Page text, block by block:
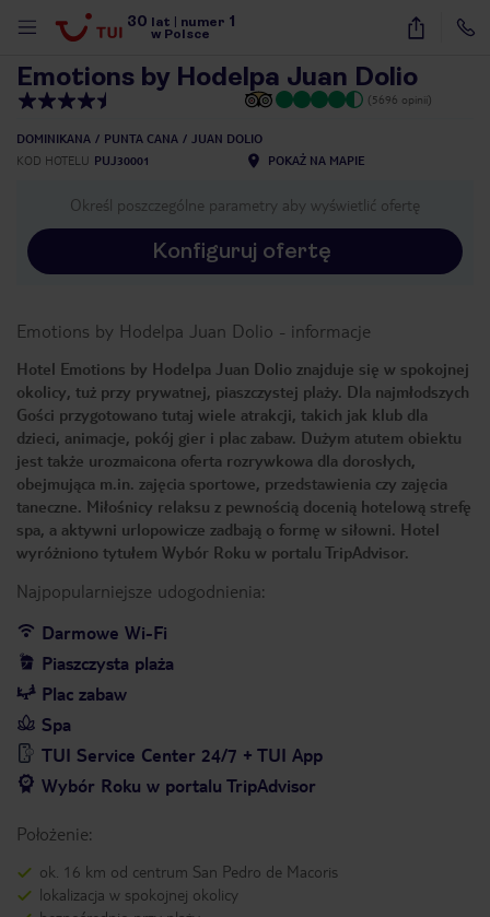
30 lat numer 1
w Polsce
20
Emotions by Hodelpa Juan Dolio
(5696 opinii)
DOMINIKANA PUNTA CANA
JUAN DOLIO
KOD HOTELU PUJ30001 POKAŻ NA MAPIE
Określ poszczególne parametry aby wyświetlić ofertę
Konfiguruj ofertę
Emotions by Hodelpa Juan Dolio - informacje
Hotel Emotions by Hodelpa Juan Dolio znajduje się w spokojnej
okolicy, tuż przy prywatnej, piaszczystej plaży. Dla najmłodszych
Gości przygotowano tutaj wiele atrakcji, takich jak klub dla
dzieci, animacje, pokój gier i plac zabaw. Dużym atutem obiektu
jest także urozmaicona oferta rozrywkowa dla dorosłych,
obejmująca m.in. zajęcia sportowe, przedstawienia czy zajęcia
taneczne. Miłośnicy relaksu z pewnością docenią hotelową strefę
spa, a aktywni urlopowicze zadbają o formę w siłowni. Hotel
wyróżniono tytułem Wybór Roku w portalu TripAdvisor.
Najpopularniejsze udogodnienia:
Darmowe Wi-Fi
Piaszczysta plaża
Plac zabaw
Spa
TUI Service Center 24/7 + TUI App
Wybór Roku w portalu TripAdvisor
Położenie:
ok. 16 km od centrum San Pedro de Macoris
lokalizacja w spokojnej okolicy